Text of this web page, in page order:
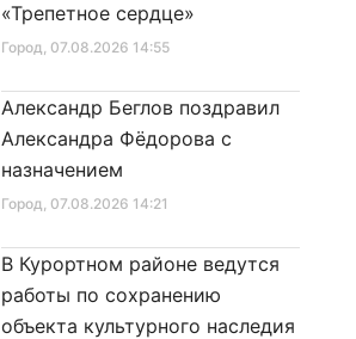
Город, 07.08.2026 14:55
«Трепетное сердце»
Город, 07.08.2026 14:21
Александр Беглов поздравил
Александра Фёдорова с
назначением
В Курортном районе ведутся
работы по сохранению
объекта культурного наследия